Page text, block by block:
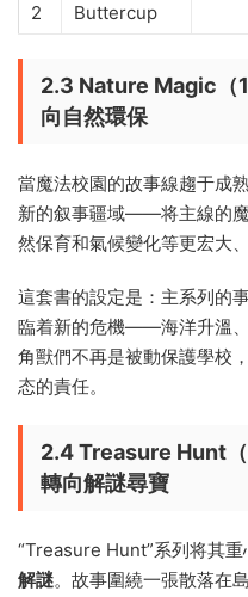
2
Buttercup
2.3 Nature Magic（
向自然環保
當魔法校園的故事線趨于成
新的叙事疆域——将主線的
然保育和氣候變化等更宏大
這套書的設定是：主系列的
臨着新的危機——海洋升溫
角獸們不再是被動保護學校
态的責任。
2.4 Treasure Hunt
轉向解謎尋寶
“Treasure Hunt”系列将其重
解謎。故事圍繞一張散落在